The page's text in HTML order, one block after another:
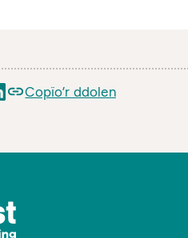
Copïo’r ddolen